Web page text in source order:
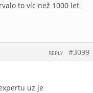
to víc než 1000 let
#3099
REPLY
uz je